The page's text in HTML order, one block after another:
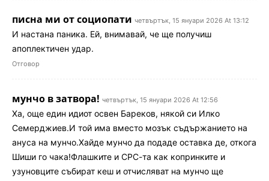
писна ми от социопати четвъртък, 15 януари 2026 At 13:12
И настана паника. Ей, внимавай, че ще получиш
апоплектичен удар.
Отговор
мунчо в затвора! четвъртък, 15 януари 2026 At 12:56
Ха, още един идиот освен Бареков, някой си Илко
Семерджиев.И той има вместо мозък съдържанието на
ануса на мунчо.Хайде мунчо да подаде оставка де, откога
Шиши го чака!Флашките и СРС-та как копринките и
узуновците събират кеш и отчисляват на мунчо ще